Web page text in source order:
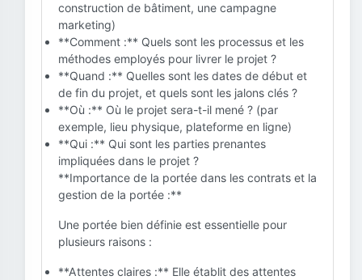
construction de bâtiment, une campagne
marketing)
**Comment :** Quels sont les processus et les
méthodes employés pour livrer le projet ?
**Quand :** Quelles sont les dates de début et
de fin du projet, et quels sont les jalons clés ?
**Où :** Où le projet sera-t-il mené ? (par
exemple, lieu physique, plateforme en ligne)
**Qui :** Qui sont les parties prenantes
impliquées dans le projet ?
**Importance de la portée dans les contrats et la
gestion de la portée :**
Une portée bien définie est essentielle pour
plusieurs raisons :
**Attentes claires :** Elle établit des attentes